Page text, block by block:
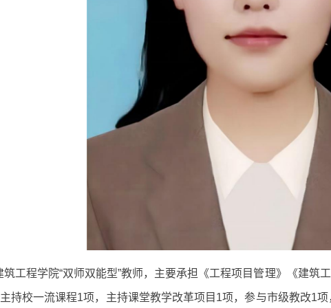
工程学院“双师双能型”教师，主要承担《工程项目管理》《建筑
持校一流课程1项，主持课堂教学改革项目1项，参与市级教改1